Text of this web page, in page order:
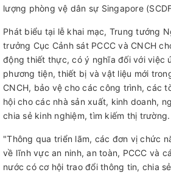
lượng phòng vệ dân sự Singapore
Phát biểu tại lễ khai mạc, Trung tướng
trưởng Cục Cảnh sát PCCC và CNCH
động thiết thực, có ý nghĩa đối với việc
phương tiện, thiết bị và vật liệu mới
CNCH, bảo vệ cho các công trình, các
hội cho các nhà sản xuất, kinh doanh,
chia sẻ kinh nghiệm, tìm kiếm thị trường.
"Thông qua triển lãm, các đơn vị chức
về lĩnh vực an ninh, an toàn, PCCC và
nước có cơ hội trao đổi thông tin, chia